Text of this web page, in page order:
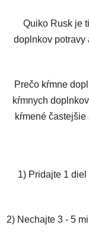
Quiko Rusk je
doplnkov potravy
Prečo kŕmne
kŕmnych
kŕmené
1) Pridajte 1
2) Nechajte 3 - 5